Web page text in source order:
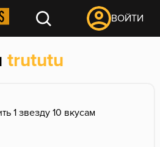
ВОЙТИ
trututu
1 звезду 10 вкусам